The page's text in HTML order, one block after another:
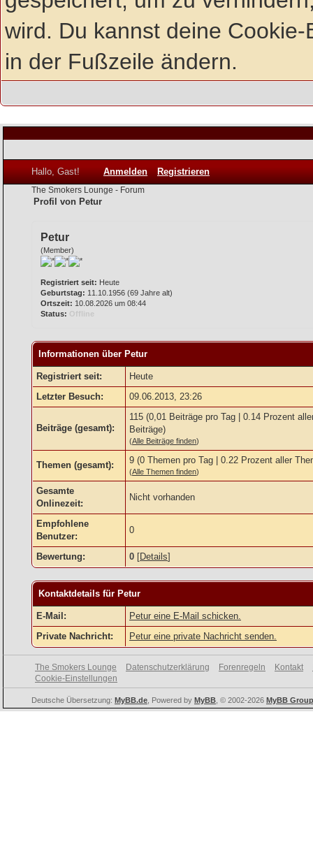
wird. Du kannst deine
in der Fußzeile ändern.
Hallo, Gast! Anmelden Registrieren
The Smokers Lounge - Forum
Profil von Petur
Petur
(Member)
Registriert seit: Heute
Geburtstag: 11.10.1956 (69 Jahre alt)
Ortszeit: 10.08.2026 um 08:44
Status: Offline
Informationen über Petur
Registriert seit:
Heute
Letzter Besuch:
09.06.2013, 23:26
Beiträge (gesamt):
115 (0,01 Beiträge pro Tag | 0.14 Prozent
Beiträge)
(Alle Beiträge finden)
Themen (gesamt): 9 (0 Themen pro Tag | 0.22 Prozent aller
(Alle Themen finden)
Gesamte
Onlinezeit:
Nicht vorhanden
Empfohlene
Benutzer:
0
Bewertung: 0 [Details]
Kontaktdetails für Petur
E-Mail:
Petur eine E-Mail schicken.
Private Nachricht:
Petur eine private Nachricht senden.
The Smokers Lounge Datenschutzerklärung Forenregeln Kontakt
Cookie-Einstellungen
Deutsche Übersetzung: MyBB.de , Powered by MyBB , © 2002-2026 MyBB Group